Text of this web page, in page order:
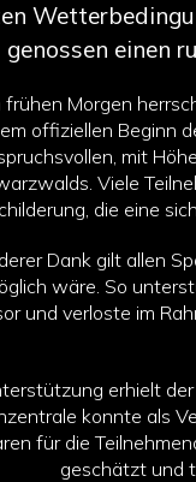
genossen einen
frühen Morgen
offiziellen Beginn
mit
Viele
die eine
Dank gilt allen
wäre. So
und verloste im
erhielt
konnte als
für die
geschätzt und